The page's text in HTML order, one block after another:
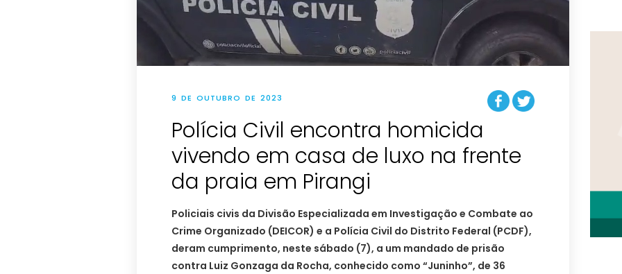
9 DE OUTUBRO DE 2023
Polícia Civil encontra homicida
vivendo em casa de luxo na frente
da praia em Pirangi
Policiais civis da Divisão Especializada em Investigação e Combate ao
Crime Organizado (DEICOR) e a Polícia Civil do Distrito Federal (PCDF),
deram cumprimento, neste sábado (7), a um mandado de prisão
contra Luiz Gonzaga da Rocha, conhecido como “Juninho”, de 36